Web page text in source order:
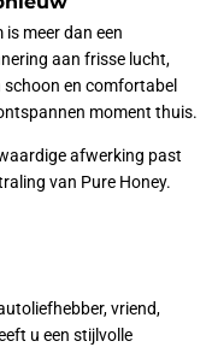
is meer dan een
aan frisse lucht,
en comfortabel
moment thuis.
afwerking past
van Pure Honey.
vriend,
u een stijlvolle